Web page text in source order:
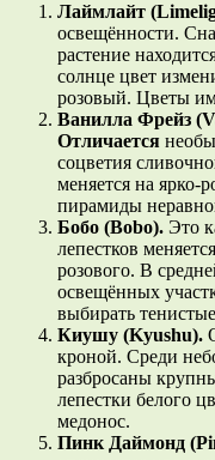
Лаймлайт
освещённости.
растение
солнце цвет
розовый. Цветы
Ванилла Фрейз
Отличается
соцветия
меняется на ярко-
пирамиды
Бобо (Bobo). Это
лепестков
розового. В
освещённых
выбирать
Киушу (Kyushu).
кроной. Среди
разбросаны
лепестки белого
медонос.
Пинк Даймонд